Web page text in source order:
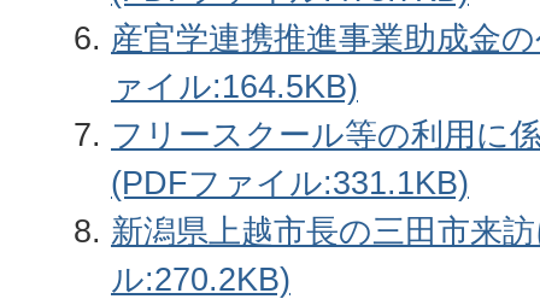
産官学連携推進事業助成金
ァイル:164.5KB)
フリースクール等の利用に
(PDFファイル:331.1KB)
新潟県上越市長の三田市来
ル:270.2KB)